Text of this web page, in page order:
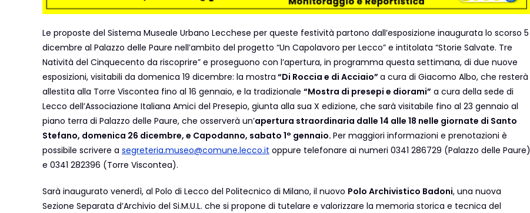
Le proposte del Sistema Museale Urbano Lecchese per queste festività partono dall’esposizione inaugurata lo scorso 5
dicembre al Palazzo delle Paure nell’ambito del progetto “Un Capolavoro per Lecco” e intitolata “Storie Salvate. Tre
Natività del Cinquecento da riscoprire” e proseguono con l’apertura, in programma questa settimana, di due nuove
esposizioni, visitabili da domenica 19 dicembre: la mostra “Di Roccia e di Acciaio” a cura di Giacomo Albo, che resterà
allestita alla Torre Viscontea fino al 16 gennaio, e la tradizionale “Mostra di presepi e diorami” a cura della sede di
Lecco dell’Associazione Italiana Amici del Presepio, giunta alla sua X edizione, che sarà visitabile fino al 23 gennaio al
piano terra di Palazzo delle Paure, che osserverà un’apertura straordinaria dalle 14 alle 18 nelle giornate di Santo
Stefano, domenica 26 dicembre, e Capodanno, sabato 1° gennaio. Per maggiori informazioni e prenotazioni è
possibile scrivere a segreteria.museo@comune.lecco.it oppure telefonare ai numeri 0341 286729 (Palazzo delle Paure)
e 0341 282396 (Torre Viscontea).
Sarà inaugurato venerdì, al Polo di Lecco del Politecnico di Milano, il nuovo Polo Archivistico Badoni, una nuova
Sezione Separata d’Archivio del Si.M.U.L. che si propone di tutelare e valorizzare la memoria storica e tecnica del